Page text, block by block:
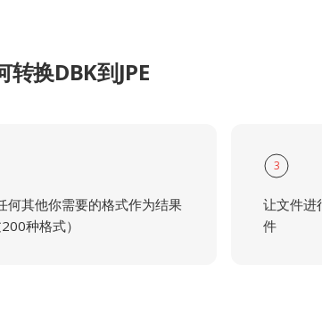
转换DBK到JPE
何其他你需要的格式作为结果
种格式）
3
让文件进
件